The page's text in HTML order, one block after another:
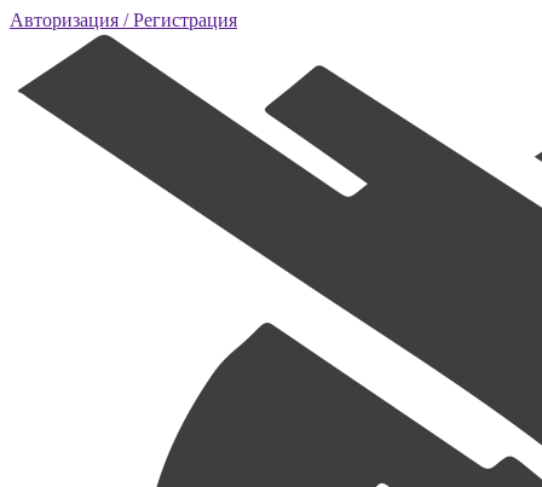
Авторизация / Регистрация